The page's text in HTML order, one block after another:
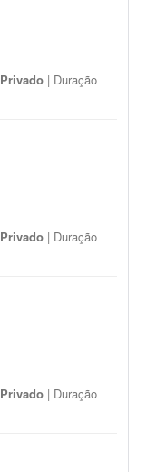
Privado | Duração
Privado | Duração
Privado | Duração